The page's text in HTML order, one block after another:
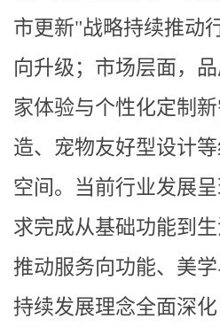
市更新"战略持续推动
向升级；市场层面，
家体验与个性化定制
造、宠物友好型设计
空间。当前行业发展
求完成从基础功能到
推动服务向功能、美
持续发展理念全面深